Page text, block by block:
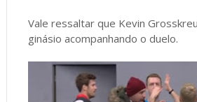
Vale ressaltar que Kevin
ginásio acompanhando o duelo.